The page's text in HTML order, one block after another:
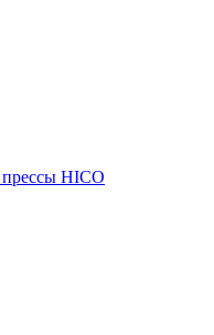
HICO